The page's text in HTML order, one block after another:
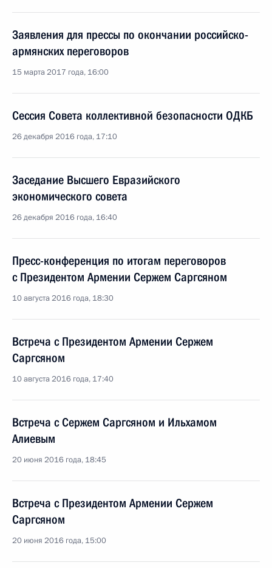
Заявления для прессы по окончании российско-
армянских переговоров
15 марта 2017 года, 16:00
Сессия Совета коллективной безопасности ОДКБ
26 декабря 2016 года, 17:10
Заседание Высшего Евразийского
экономического совета
26 декабря 2016 года, 16:40
Пресс-конференция по итогам переговоров
с Президентом Армении Сержем Саргсяном
10 августа 2016 года, 18:30
Встреча с Президентом Армении Сержем
Саргсяном
10 августа 2016 года, 17:40
Встреча с Сержем Саргсяном и Ильхамом
Алиевым
20 июня 2016 года, 18:45
Встреча с Президентом Армении Сержем
Саргсяном
20 июня 2016 года, 15:00